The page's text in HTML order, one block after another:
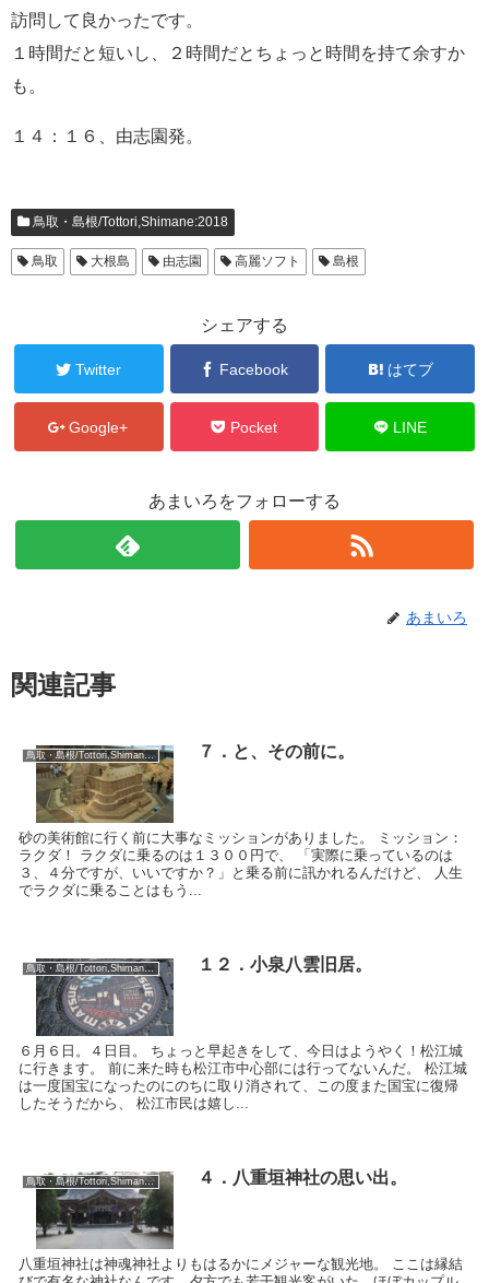
訪問して良かったです。
１時間だと短いし、２時間だとちょっと時間を持て余すか
も。
１４：１６、由志園発。
鳥取・島根/Tottori,Shimane:2018
鳥取 大根島 由志園 高麗ソフト 島根
シェアする
Twitter Facebook はてブ
Google+ Pocket LINE
あまいろをフォローする
あまいろ
関連記事
鳥取・島根/Tottori,Shimane:2018 ７．と、その前に。
砂の美術館に行く前に大事なミッションがありました。 ミッション：
ラクダ！ ラクダに乗るのは１３００円で、 「実際に乗っているのは
３、４分ですが、いいですか？」と乗る前に訊かれるんだけど、 人生
でラクダに乗ることはもう...
鳥取・島根/Tottori,Shimane:2018 １２．小泉八雲旧居。
６月６日。４日目。 ちょっと早起きをして、今日はようやく！松江城
に行きます。 前に来た時も松江市中心部には行ってないんだ。 松江城
は一度国宝になったのにのちに取り消されて、この度また国宝に復帰
したそうだから、 松江市民は嬉し...
鳥取・島根/Tottori,Shimane:2018 ４．八重垣神社の思い出。
八重垣神社は神魂神社よりもはるかにメジャーな観光地。 ここは縁結